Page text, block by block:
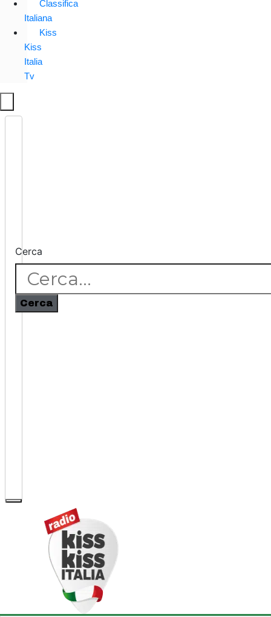
Classifica
Italiana
Kiss
Kiss
Italia
Tv
Cerca
Cerca